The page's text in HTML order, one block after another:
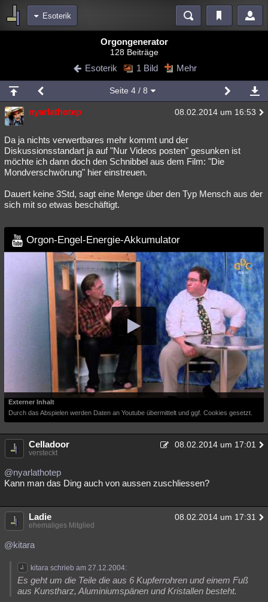
Esoterik
Blogs Videos
Chat Wiki Neuigkeiten
meine Rubriken
Menschen Wissenschaft Mystery Kriminalfälle
Spiritualität Verschwörungen Technologie
Natur Umfragen Unterhaltung
Philosophie Träume Orte Esoterik Literatur
Musik Clash Verbesserungen Allmystery
Teilgenommen Alle Neue Geschlossen
Lesenswert Schlüsselwörter
Orgongenerator
128 Beiträge
Esoterik 1 Bild Mehr
Seite 4/ 8
nyarlathotep 08.02.2014 um 16:53
Da ja nichts verwertbares mehr kommt und der
Diskussionsstandart ja auf "Nur Videos posten" gesunken ist
möchte ich dann doch den Schnibbel aus dem Film: "Die
Mondverschwörung" hier einstreuen.
Dauert keine 3Std, sagt eine Menge über den Typ Mensch aus der
sich mit so etwas beschäftigt.
Orgon-Engel-Energie-Akkumulator
Externer Inhalt
Durch das Abspielen werden Daten an Youtube übermittelt und ggf. Cookies gesetzt.
Celladoor 08.02.2014 um 17:01
versteckt
@nyarlathotep
Kann man das Ding auch von aussen zuschliessen?
Ladie 08.02.2014 um 17:31
ehemaliges Mitglied
@kitara
kitara schrieb am 27.12.2004:
Es geht um die Teile die aus 6 Kupferrohren und einem Fuß
aus Kunstharz, Aluminiumspänen und Kristallen besteht.